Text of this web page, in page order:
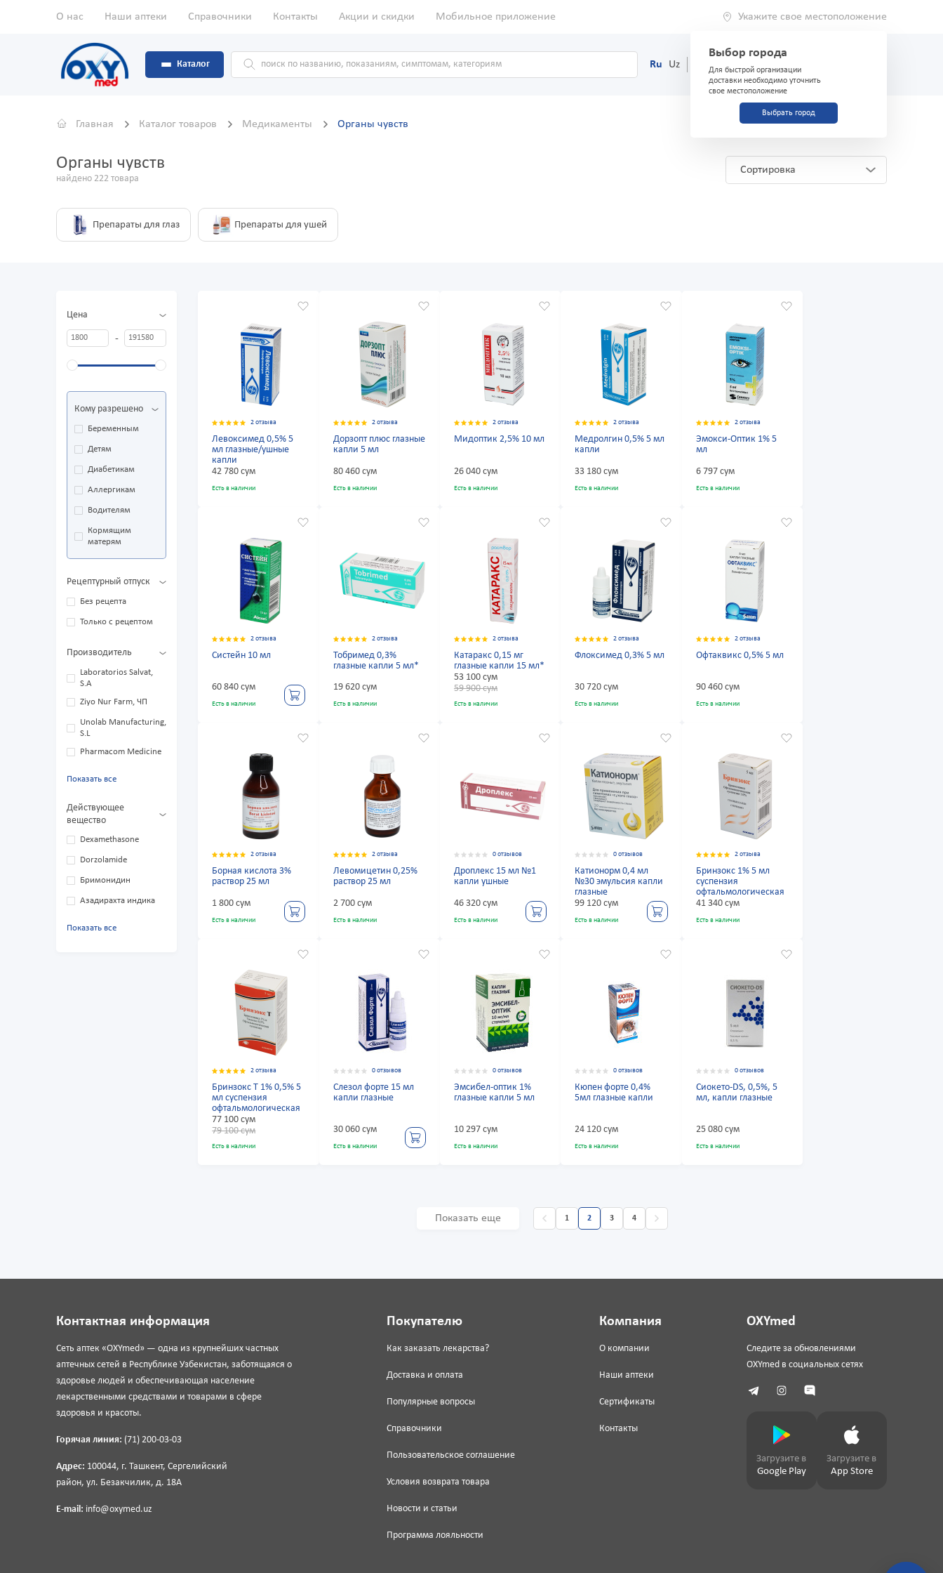
О нас Наши аптеки Справочники Контакты Акции и скидки Мобильное приложение Укажите свое местоположение
Выбор города
Для быстрой организации
доставки необходимо уточнить
свое местоположение
Выбрать город
Каталог Ru Uz (71) 200-03-03
Главная Каталог товаров Медикаменты Органы чувств
Органы чувств
найдено 222 товара
Сортировка
Препараты для глаз Препараты для ушей
Цена
-
Кому разрешено
Беременным
Детям
Диабетикам
Аллергикам
Водителям
Кормящим
матерям
Рецептурный отпуск
Без рецепта
Только с рецептом
Производитель
Laboratorios Salvat,
S.A
Ziyo Nur Farm, ЧП
Unolab Manufacturing,
S.L
Pharmacom Medicine
Показать все
Действующее
вещество
Dexamethasone
Dorzolamide
Бримонидин
Азадирахта индика
Показать все
2 отзыва
Левоксимед 0,5% 5
мл глазные/ушные
капли
42 780 сум
Есть в наличии
2 отзыва
Дорзопт плюс глазные
капли 5 мл
80 460 сум
Есть в наличии
2 отзыва
Мидоптик 2,5% 10 мл
26 040 сум
Есть в наличии
2 отзыва
Медролгин 0,5% 5 мл
капли
33 180 сум
Есть в наличии
2 отзыва
Эмокси-Оптик 1% 5
мл
6 797 сум
Есть в наличии
2 отзыва
Систейн 10 мл
60 840 сум
Есть в наличии
2 отзыва
Тобримед 0,3%
глазные капли 5 мл*
19 620 сум
Есть в наличии
2 отзыва
Катаракс 0,15 мг
глазные капли 15 мл*
53 100 сум
59 900 сум
Есть в наличии
2 отзыва
Флоксимед 0,3% 5 мл
30 720 сум
Есть в наличии
2 отзыва
Офтаквикс 0,5% 5 мл
90 460 сум
Есть в наличии
2 отзыва
Борная кислота 3%
раствор 25 мл
1 800 сум
Есть в наличии
2 отзыва
Левомицетин 0,25%
раствор 25 мл
2 700 сум
Есть в наличии
0 отзывов
Дроплекс 15 мл №1
капли ушные
46 320 сум
Есть в наличии
0 отзывов
Катионорм 0,4 мл
№30 эмульсия капли
глазные
99 120 сум
Есть в наличии
2 отзыва
Бринзокс 1% 5 мл
суспензия
офтальмологическая
41 340 сум
Есть в наличии
2 отзыва
Бринзокс Т 1% 0,5% 5
мл суспензия
офтальмологическая
77 100 сум
79 100 сум
Есть в наличии
0 отзывов
Слезол форте 15 мл
капли глазные
30 060 сум
Есть в наличии
0 отзывов
Эмсибел-оптик 1%
глазные капли 5 мл
10 297 сум
Есть в наличии
0 отзывов
Кюпен форте 0,4%
5мл глазные капли
24 120 сум
Есть в наличии
0 отзывов
Сиокето-DS, 0,5%, 5
мл, капли глазные
25 080 сум
Есть в наличии
Показать еще 1 2 3 4
Контактная информация
Сеть аптек «OXYmed» — одна из крупнейших частных
аптечных сетей в Республике Узбекистан, заботящаяся о
здоровье людей и обеспечивающая население
лекарственными средствами и товарами в сфере
здоровья и красоты.
Горячая линия: (71) 200-03-03
Адрес: 100044, г. Ташкент, Сергелийский
район, ул. Безакчилик, д. 18А
E-mail: info@oxymed.uz
Покупателю
Как заказать лекарства?
Доставка и оплата
Популярные вопросы
Справочники
Пользовательское соглашение
Условия возврата товара
Новости и статьи
Программа лояльности
Компания
О компании
Наши аптеки
Сертификаты
Контакты
OXYmed
Следите за обновлениями
OXYmed в социальных сетях
Загрузите в
Google Play
Загрузите в
App Store